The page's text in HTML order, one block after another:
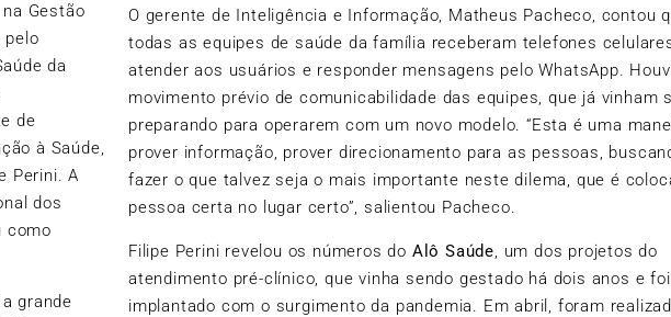
Gestão
pelo
da
de
à Saúde,
Perini. A
dos
como
grande
O gerente de Inteligência e Informação, Matheus Pacheco, contou
todas as equipes de saúde da família receberam telefones
atender aos usuários e responder mensagens peloWhatsApp.
movimento prévio de comunicabilidade das equipes, que já vinham
preparando para operarem com um novo modelo. “Esta é uma
prover informação, prover direcionamento para as pessoas,
fazer o que talvez seja o mais importante neste dilema, que é
pessoa certa no lugar certo”, salientou Pacheco.
Filipe Perini revelou os números do Alô Saúde , um dos projetos do
atendimento pré-clínico, que vinha sendo gestado há dois anos e foi
implantado com o surgimento da pandemia. Em abril, foram